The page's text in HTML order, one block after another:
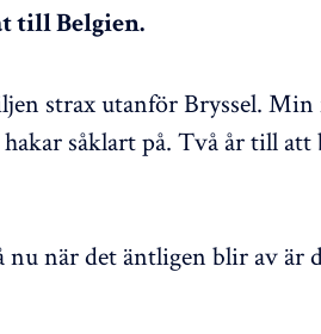
till Belgien.
strax utanför Bryssel.
såklart på. Två år till att
nu när det äntligen blir av är